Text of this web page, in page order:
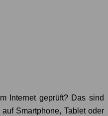
Internet geprüft? Das sind
Smartphone, Tablet oder